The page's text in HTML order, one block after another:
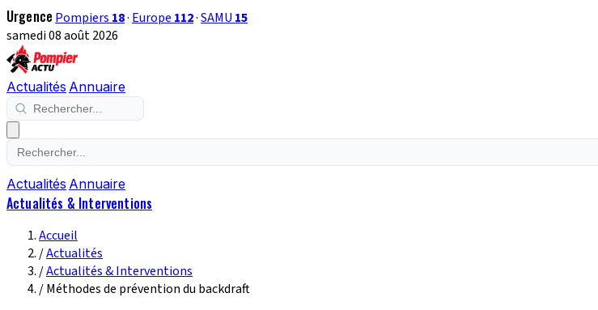
Urgence Pompiers 18· Europe 112·SAMU 15
samedi 08 août 2026
Actualités Annuaire
Actualités Annuaire
Actualités & Interventions
Accueil
/Actualités
/Actualités & Interventions
/Méthodes de prévention du backdraft